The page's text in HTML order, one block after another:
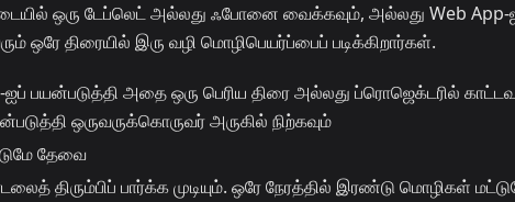
ஒரு டேப்லெட் அல்லது ஃபோனை வைக்கவும், அல்லது Web App-
ஒரே திரையில் இரு வழி மொழிபெயர்ப்பைப் படிக்கிறார்கள்.
ஐப் பயன்படுத்தி அதை ஒரு பெரிய திரை அல்லது ப்ரொஜெக்டரில்
ஒருவருக்கொருவர் அருகில் நிற்கவும்
தேவை
திரும்பிப் பார்க்க முடியும். ஒரே நேரத்தில் இரண்டு மொழிகள்